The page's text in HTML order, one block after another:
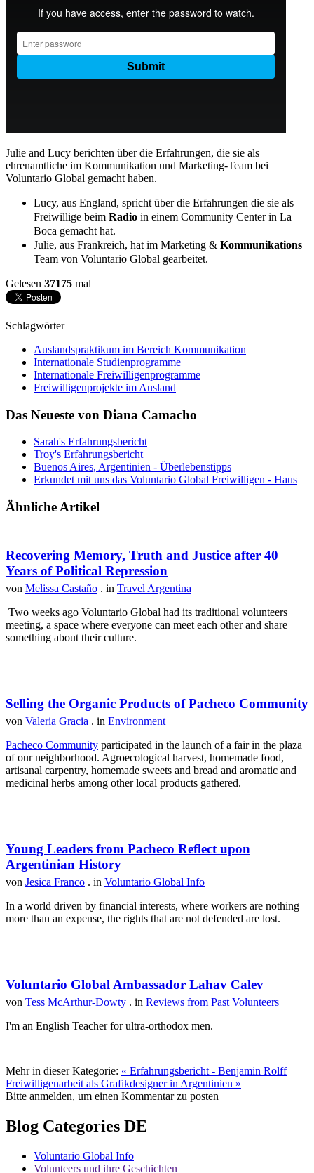
Julie and Lucy berichten über die Erfahrungen, die sie als
ehrenamtliche im Kommunikation und Marketing-Team bei
Voluntario Global gemacht haben.
Lucy, aus England, spricht über die Erfahrungen die sie als
Freiwillige beim Radio in einem Community Center in La
Boca gemacht hat.
Julie, aus Frankreich, hat im Marketing & Kommunikations
Team von Voluntario Global gearbeitet.
Gelesen 37175 mal
Schlagwörter
Auslandspraktikum im Bereich Kommunikation
Internationale Studienprogramme
Internationale Freiwilligenprogramme
Freiwilligenprojekte im Ausland
Das Neueste von Diana Camacho
Sarah's Erfahrungsbericht
Troy's Erfahrungsbericht
Buenos Aires, Argentinien - Überlebenstipps
Erkundet mit uns das Voluntario Global Freiwilligen - Haus
Ähnliche Artikel
Recovering Memory, Truth and Justice after 40
Years of Political Repression
von Melissa Castaño . in Travel Argentina
Two weeks ago Voluntario Global had its traditional volunteers
meeting, a space where everyone can meet each other and share
something about their culture.
Selling the Organic Products of Pacheco Community
von Valeria Gracia . in Environment
Pacheco Community participated in the launch of a fair in the plaza
of our neighborhood. Agroecological harvest, homemade food,
artisanal carpentry, homemade sweets and bread and aromatic and
medicinal herbs among other local products gathered.
Young Leaders from Pacheco Reflect upon
Argentinian History
von Jesica Franco . in Voluntario Global Info
In a world driven by financial interests, where workers are nothing
more than an expense, the rights that are not defended are lost.
Voluntario Global Ambassador Lahav Calev
von Tess McArthur-Dowty . in Reviews from Past Volunteers
I'm an English Teacher for ultra-orthodox men.
Mehr in dieser Kategorie: « Erfahrungsbericht - Benjamin Rolff
Freiwilligenarbeit als Grafikdesigner in Argentinien »
Bitte anmelden, um einen Kommentar zu posten
Blog Categories DE
Voluntario Global Info
Volunteers und ihre Geschichten